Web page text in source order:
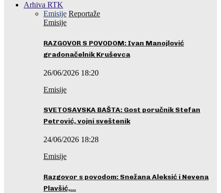
Arhiva RTK
Emisije Reportaže
Emisije
RAZGOVOR S POVODOM: Ivan Manojlović
gradonačelnik Kruševca
26/06/2026 18:20
Emisije
SVETOSAVSKA BAŠTA: Gost poručnik Stefan
Petrović, vojni sveštenik
24/06/2026 18:28
Emisije
Razgovor s povodom: Snežana Aleksić i Nevena
Plavšić,…